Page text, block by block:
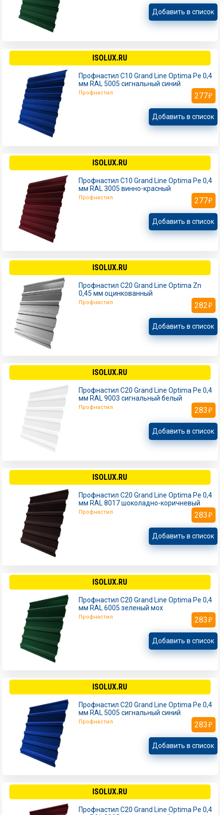
Добавить в список
ISOLUX.RU
Профнастил С10 Grand Line Optima Pe 0,4
мм RAL 5005 сигнальный синий
Профнастил 277
Добавить в список
ISOLUX.RU
Профнастил С10 Grand Line Optima Pe 0,4
мм RAL 3005 винно-красный
Профнастил 277
Добавить в список
ISOLUX.RU
Профнастил С20 Grand Line Optima Zn
0,45 мм оцинкованный
Профнастил 282
Добавить в список
ISOLUX.RU
Профнастил С20 Grand Line Optima Pe 0,4
мм RAL 9003 сигнальный белый
Профнастил 283
Добавить в список
ISOLUX.RU
Профнастил С20 Grand Line Optima Pe 0,4
мм RAL 8017 шоколадно-коричневый
Профнастил 283
Добавить в список
ISOLUX.RU
Профнастил С20 Grand Line Optima Pe 0,4
мм RAL 6005 зеленый мох
Профнастил 283
Добавить в список
ISOLUX.RU
Профнастил С20 Grand Line Optima Pe 0,4
мм RAL 5005 сигнальный синий
Профнастил 283
Добавить в список
ISOLUX.RU
Профнастил С20 Grand Line Optima Pe 0,4